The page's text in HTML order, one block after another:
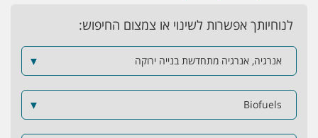
לנוחיותך אפשרות לשינוי או צמצום החיפוש:
אנרגיה, אנרגיה מתחדשת בנייה ירוקה ▼
Biofuels
▼